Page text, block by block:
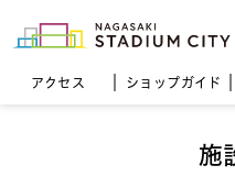
アクセス ショップガイド
施